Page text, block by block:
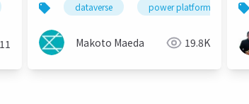
ios開発 個人開発 アルファベット順
dataverse power platform
Makoto Maeda 19.8K